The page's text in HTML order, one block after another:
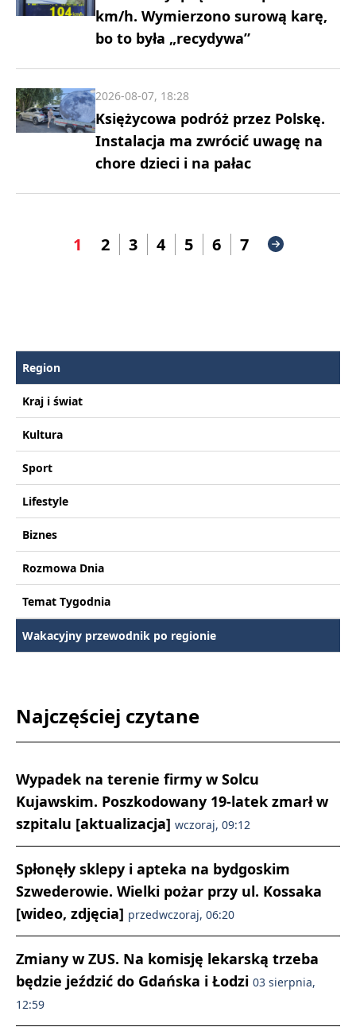
km/h. Wymierzono surową karę,
bo to była „recydywa”
Księżycowa podróż przez Polskę.
Instalacja ma zwrócić uwagę na
chore dzieci i na pałac
2026-08-07, 18:28
1 2 3 4 5 6 7
Region
Kraj i świat
Kultura
Sport
Lifestyle
Biznes
Rozmowa Dnia
Temat Tygodnia
Wakacyjny przewodnik po regionie
Najczęściej czytane
Wypadek na terenie firmy w Solcu
Kujawskim. Poszkodowany 19-latek zmarł w
szpitalu [aktualizacja] wczoraj, 09:12
Spłonęły sklepy i apteka na bydgoskim
Szwederowie. Wielki pożar przy ul. Kossaka
[wideo, zdjęcia] przedwczoraj, 06:20
Zmiany w ZUS. Na komisję lekarską trzeba
będzie jeździć do Gdańska i Łodzi 03 sierpnia,
12:59